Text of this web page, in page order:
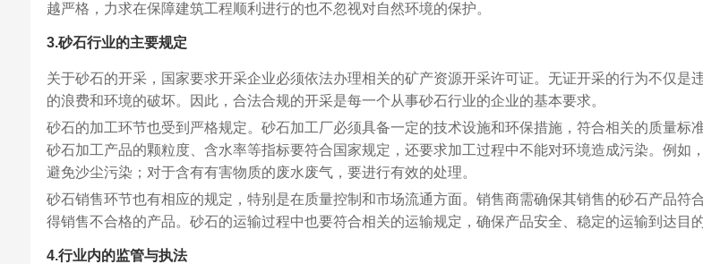
越严格，力求在保障建筑工程顺利进行的也不忽视对自然环境的保护。
3.砂石行业的主要规定
关于砂石的开采，国家要求开采企业必须依法办理相关的矿产资源开采许可证。无证开采的行为不仅是
的浪费和环境的破坏。因此，合法合规的开采是每一个从事砂石行业的企业的基本要求。
砂石的加工环节也受到严格规定。砂石加工厂必须具备一定的技术设施和环保措施，符合相关的质量标
砂石加工产品的颗粒度、含水率等指标要符合国家规定，还要求加工过程中不能对环境造成污染。例如
避免沙尘污染；对于含有有害物质的废水废气，要进行有效的处理。
砂石销售环节也有相应的规定，特别是在质量控制和市场流通方面。销售商需确保其销售的砂石产品符
得销售不合格的产品。砂石的运输过程中也要符合相关的运输规定，确保产品安全、稳定的运输到达目的
4.行业内的监管与执法